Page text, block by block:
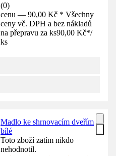
(0)
cenu — 90,00 Kč * Všechny
ceny vč. DPH a bez nákladů
na přepravu za ks90,00 Kč*/
ks
Madlo ke shrnovacím dveřím
bílé
Toto zboží zatím nikdo
nehodnotil.